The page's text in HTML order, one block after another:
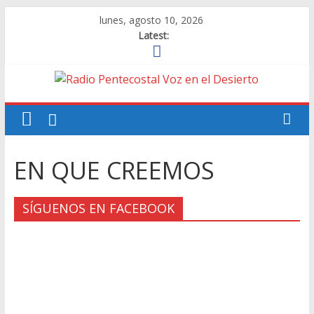
lunes, agosto 10, 2026
Latest:
Radio
Pentecostal
Voz
en
el
EN QUE CREEMOS
SÍGUENOS EN FACEBOOK